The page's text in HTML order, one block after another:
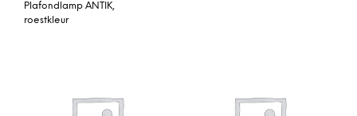
Plafondlamp ANTIK,
roestkleur